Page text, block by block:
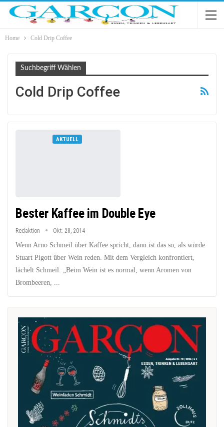
Home Cold Drip Coffee
Suchbegriff Wählen
Cold Drip Coffee
AKTUELL
Bester Kaffee im Double Eye
Redaktion Okt. 28, 2014
Wenn Arno Schmeil über Kaffee spricht, dann ist das so, als würde
Stuart Pigott über Wein reden. Mit dem Vergleich konfrontiert,
lächelt Schmeil. „Beim Wein ist es normal, wenn Aromen von
Brombeeren, ...